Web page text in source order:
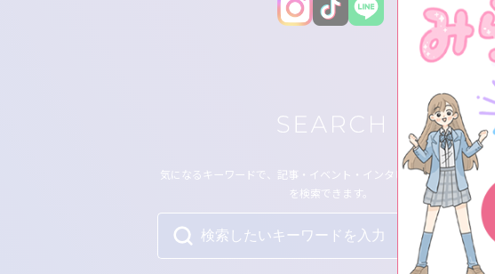
気になるキーワードで、記事・イベント・インタビュー、いろんな記事
を検索できます。
検索